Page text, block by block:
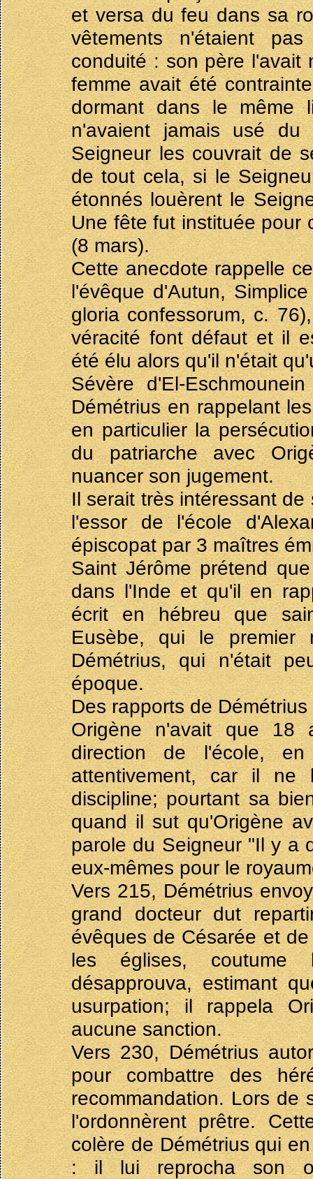
et versa du feu dans sa
vêtements n'étaient
conduité : son père l'avait
femme avait été
dormant dans le même
n'avaient jamais usé
Seigneur les couvrait de
de tout cela, si le
étonnés louèrent le
Une fête fut instituée pour
(8 mars).
Cette anecdote rappelle
l'évêque d'Autun,
gloria confessorum, c.
véracité font défaut et il
été élu alors qu'il n'était
Sévère d'El-
Démétrius en rappelant
en particulier la
du patriarche avec
nuancer son jugement.
Il serait très intéressant
l'essor de l'école
épiscopat par 3 maîtres
Saint Jérôme prétend
dans l'Inde et qu'il en
écrit en hébreu que
Eusèbe, qui le premier
Démétrius, qui n'était
époque.
Des rapports de
Origène n'avait que 18
direction de l'école,
attentivement, car il ne
discipline; pourtant sa
quand il sut qu'Origène
parole du Seigneur "Il y a
eux-mêmes pour le
Vers 215, Démétrius
grand docteur dut
évêques de Césarée et
les églises, coutume
désapprouva, estimant
usurpation; il rappela
aucune sanction.
Vers 230, Démétrius
pour combattre des
recommandation. Lors de
l'ordonnèrent prêtre.
colère de Démétrius qui
: il lui reprocha son